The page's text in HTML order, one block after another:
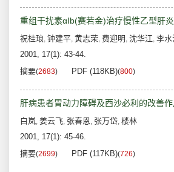
重组干扰素αIb(赛若金)治疗慢性乙型肝
祝桂琅, 钟建平, 黄志荣, 费迎明 , 沈华江, 李水
2001, 17(1): 43-44.
摘要(2683) PDF (118KB)(800)
肝病患者胃动力障碍及西沙必利的改善作
白岚, 姜云飞, 张春恩, 张万岱, 楼林
2001, 17(1): 45-46.
摘要(2699) PDF (117KB)(726)